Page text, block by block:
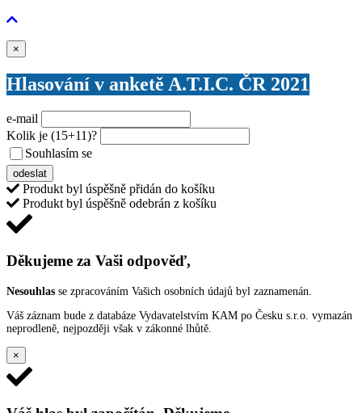
×
Hlasování v anketě A.T.I.C. ČR 2021
e-mail
Kolik je (15+11)?
Souhlasím se
odeslat
Produkt byl úspěšně přidán do košíku
Produkt byl úspěšně odebrán z košíku
Děkujeme za Vaši odpověď,
Nesouhlas se zpracováním Vašich osobních údajů byl zaznamenán.
Váš záznam bude z databáze Vydavatelstvím KAM po Česku s.r.o. vymazán
neprodleně, nejpozději však v zákonné lhůtě.
×